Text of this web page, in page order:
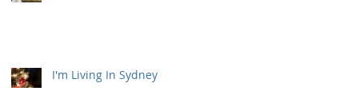
I'm Living In Sydney